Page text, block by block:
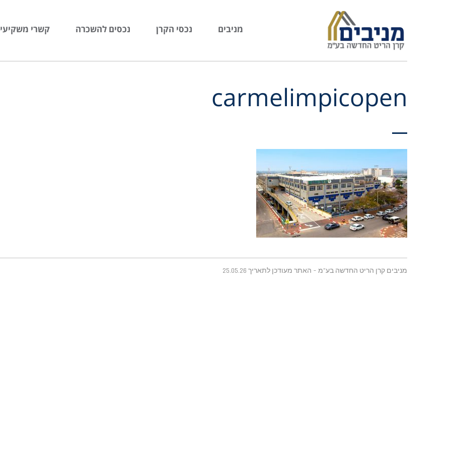
מניבים נכסי הקרן נכסים להשכרה קשרי
carmelimpicopen
מניבים קרן הריט החדשה בע"מ - האתר מעודכן לתאריך 25.05.26